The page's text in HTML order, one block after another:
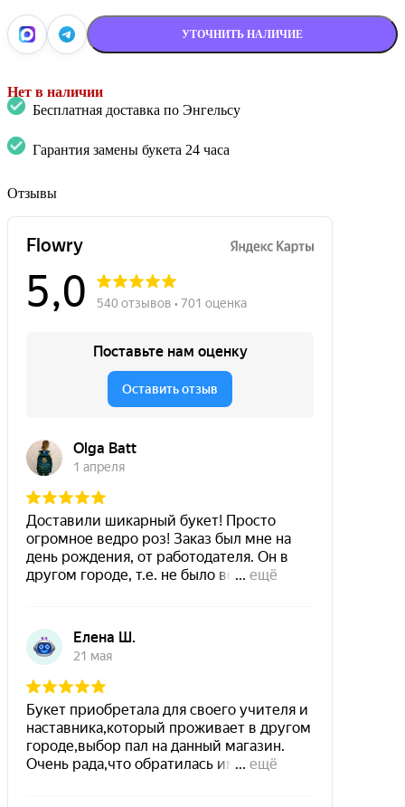
УТОЧНИТЬ НАЛИЧИЕ
Нет в наличии
Бесплатная доставка по Энгельсу
Гарантия замены букета 24 часа
Отзывы